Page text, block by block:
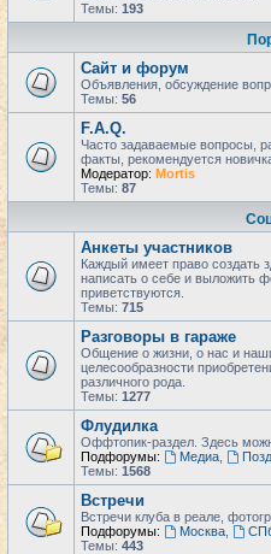
Темы: 193
Сайт и форум
Объявления, обсуждение
Темы: 56
F.A.Q.
Часто задаваемые вопросы,
факты, рекомендуется
Модератор: Mortis
Темы: 87
Анкеты участников
Каждый имеет право создать
написать о себе и выложить
приветствуются.
Темы: 715
Разговоры в гараже
Общение о жизни, о нас и
целесообразности
различного рода.
Темы: 1277
Флудилка
Оффтопик-раздел. Здесь
Подфорумы:
Медиа,
Темы: 1568
Встречи
Встречи клуба в реале,
Подфорумы:
Москва,
Темы: 443